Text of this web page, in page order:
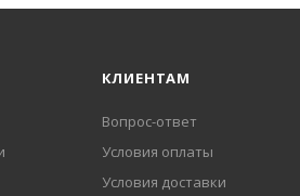
КЛИЕНТАМ
Вопрос-ответ
Условия оплаты
Условия доставки